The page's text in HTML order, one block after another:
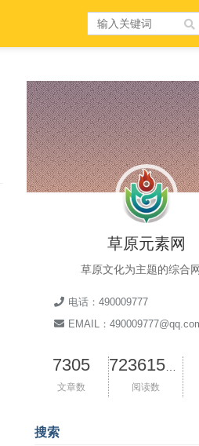
草原元素网
草原文化为主题的综合
电话：490009777
EMAIL：
7305
文章数 阅读数
搜索